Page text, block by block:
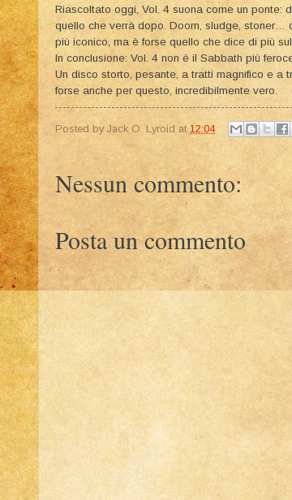
Riascoltato oggi, Vol. 4 suona come un ponte:
quello che verrà dopo. Doom, sludge, stoner…
più iconico, ma è forse quello che dice di più
In conclusione: Vol. 4 non è il Sabbath più
Un disco storto, pesante, a tratti magnifico e a
forse anche per questo, incredibilmente vero.
Posted by Jack O. Lyroid at12:04
Nessun commento:
Posta un commento